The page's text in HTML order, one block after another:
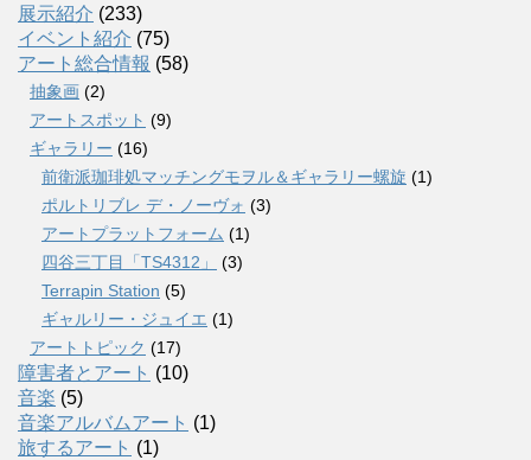
展示紹介 (233)
イベント紹介 (75)
アート総合情報 (58)
抽象画 (2)
アートスポット (9)
ギャラリー (16)
前衛派珈琲処マッチングモヲル＆ギャラリー螺旋 (1)
ポルトリブレ デ・ノーヴォ (3)
アートプラットフォーム (1)
四谷三丁目「TS4312」
(3)
Terrapin Station (5)
ギャルリー・ジュイエ (1)
アートトピック (17)
障害者とアート (10)
音楽 (5)
音楽アルバムアート (1)
旅するアート (1)